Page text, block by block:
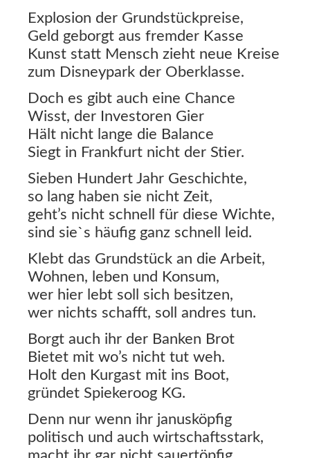
Explosion der Grundstückpreise,
Geld geborgt aus fremder Kasse
Kunst statt Mensch zieht neue Kreise
zum Disneypark der Oberklasse.
Doch es gibt auch eine Chance
Wisst, der Investoren Gier
Hält nicht lange die Balance
Siegt in Frankfurt nicht der Stier.
Sieben Hundert Jahr Geschichte,
so lang haben sie nicht Zeit,
geht’s nicht schnell für diese Wichte,
sind sie`s häufig ganz schnell leid.
Klebt das Grundstück an die Arbeit,
Wohnen, leben und Konsum,
wer hier lebt soll sich besitzen,
wer nichts schafft, soll andres tun.
Borgt auch ihr der Banken Brot
Bietet mit wo’s nicht tut weh.
Holt den Kurgast mit ins Boot,
gründet Spiekeroog KG.
Denn nur wenn ihr janusköpfig
politisch und auch wirtschaftsstark,